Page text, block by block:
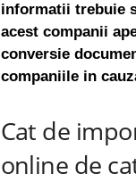
informatii trebuie
acest companii
conversie
companiile in
Cat de
online de